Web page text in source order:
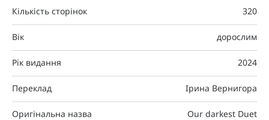
Кількість сторінок 320
Вік дорослим
Рік видання 2024
Переклад Ірина Вернигора
Оригінальна назва Our darkest Duet